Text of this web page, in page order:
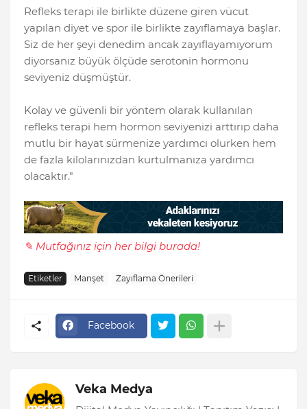
Refleks terapi ile birlikte düzene giren vücut
yapılan diyet ve spor ile birlikte zayıflamaya başlar.
Siz de her şeyi denedim ancak zayıflayamıyorum
diyorsanız büyük ölçüde serotonin hormonu
seviyeniz düşmüştür.
Kolay ve güvenli bir yöntem olarak kullanılan
refleks terapi hem hormon seviyenizi arttırıp daha
mutlu bir hayat sürmenize yardımcı olurken hem
de fazla kilolarınızdan kurtulmanıza yardımcı
olacaktır."
✎ Mutfağınız için her bilgi burada!
Etiketler Manşet Zayıflama Önerileri
Facebook
Veka Medya